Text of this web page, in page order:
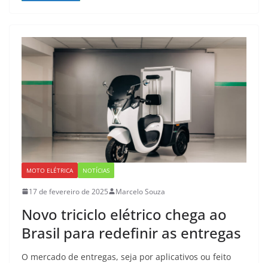
MOTO ELÉTRICA NOTÍCIAS
17 de fevereiro de 2025 Marcelo Souza
Novo triciclo elétrico chega ao
Brasil para redefinir as entregas
O mercado de entregas, seja por aplicativos ou feito